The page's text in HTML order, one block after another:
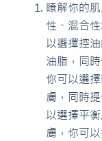
瞭解你的
性、混合
以選擇控
油脂，同
你可以選
膚，同時
以選擇平
膚，你可